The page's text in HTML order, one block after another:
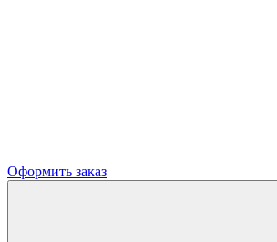
Оформить заказ